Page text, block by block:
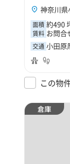
神奈川
面積 約490
賃料 お問合
交通 小田
この物
倉庫